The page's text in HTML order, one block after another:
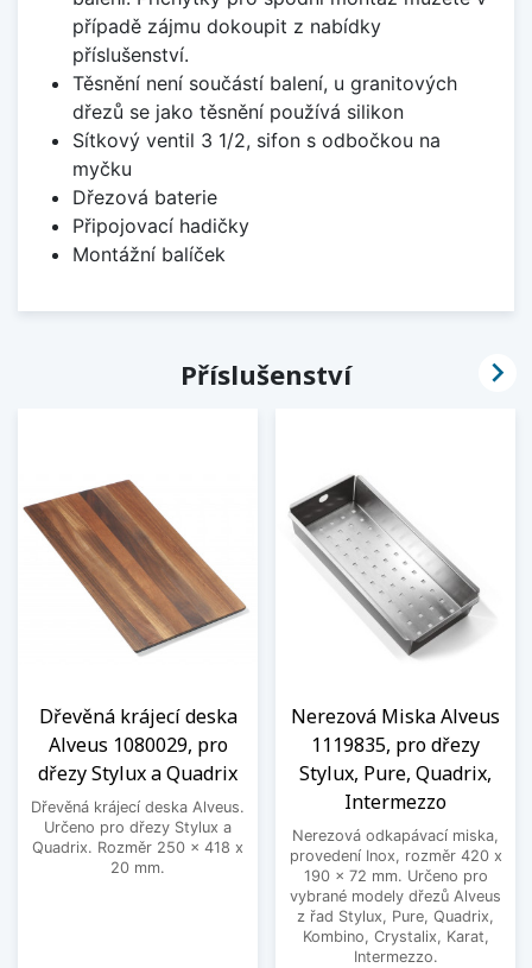
případě zájmu dokoupit z nabídky
příslušenství.
Těsnění není součástí balení, u granitových
dřezů se jako těsnění používá silikon
Sítkový ventil 3 1/2, sifon s odbočkou na
myčku
Dřezová baterie
Připojovací hadičky
Montážní balíček
Příslušenství
Dřevěná krájecí deska
Alveus 1080029, pro
dřezy Stylux a Quadrix
Dřevěná krájecí deska Alveus.
Určeno pro dřezy Stylux a
Quadrix. Rozměr 250 x 418 x
20 mm.
Nerezová Miska Alveus
1119835, pro dřezy
Stylux, Pure, Quadrix,
Intermezzo
Nerezová odkapávací miska,
provedení Inox, rozměr 420 x
190 x 72 mm. Určeno pro
vybrané modely dřezů Alveus
z řad Stylux, Pure, Quadrix,
Kombino, Crystalix, Karat,
Intermezzo.
